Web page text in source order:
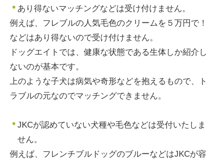
あり得ないマッチングなどは受け付けません。
例えば、フレブルの人気毛色のクリームを５万円で！
などはあり得ないので受け付けません。
ドッグエイトでは、健康な状態である生体しか紹介し
ないのが基本です。
上のような子犬は病気や奇形などを抱えるもので、ト
ラブルの元なのでマッチングできません。
JKCが認めていない犬種や毛色などは受付いたしま
せん。
例えば、フレンチブルドッグのブルーなどはJKCが容